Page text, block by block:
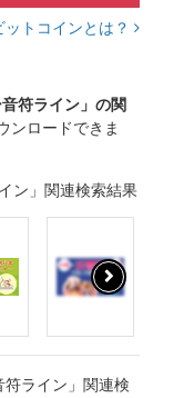
ットコインとは？
符ライン」の関
ンロードできま
ン」関連検索結果
ライン」関連検